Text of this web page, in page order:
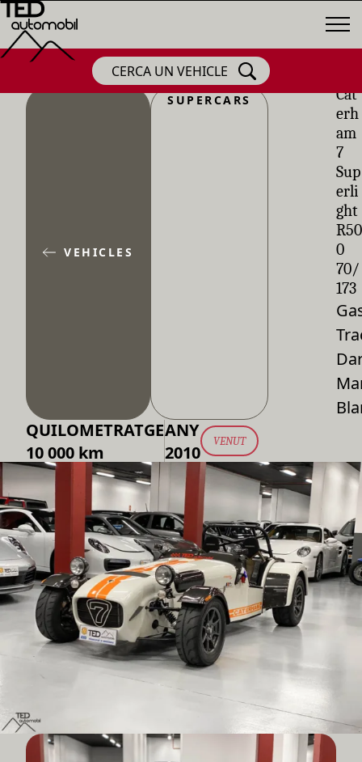
CERCA UN VEHICLE
VEHICLES
SUPERCARS
Cat
erh
am
7
Sup
erli
ght
R50
0
70/
173
QUILOMETRATGE
10 000 km
ANY
2010
VENUT